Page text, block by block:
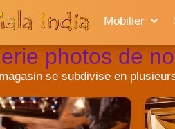
Mobilier
photos de
se subdivise en